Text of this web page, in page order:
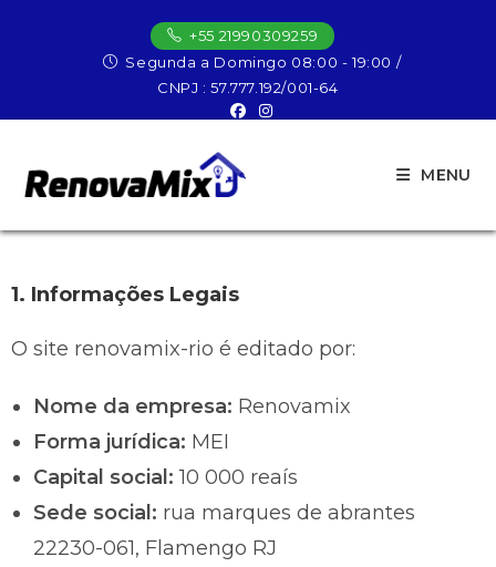
+55 21990309259
Segunda a Domingo 08:00 - 19:00 /
CNPJ : 57.777.192/001-64
MENU
Avisos legais
1. Informações Legais
O site renovamix-rio é editado por:
Nome da empresa: Renovamix
Forma jurídica: MEI
Capital social: 10 000 reaís
Sede social: rua marques de abrantes
22230-061, Flamengo RJ